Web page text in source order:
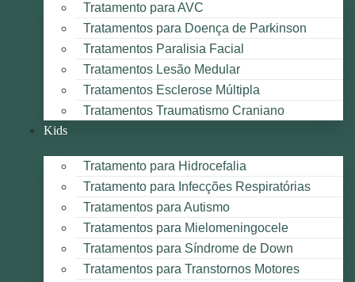
Tratamento para AVC
Tratamentos para Doença de Parkinson
Tratamentos Paralisia Facial
Tratamentos Lesão Medular
Tratamentos Esclerose Múltipla
Tratamentos Traumatismo Craniano
Kids
Tratamento para Hidrocefalia
Tratamento para Infecções Respiratórias
Tratamentos para Autismo
Tratamentos para Mielomeningocele
Tratamentos para Síndrome de Down
Tratamentos para Transtornos Motores